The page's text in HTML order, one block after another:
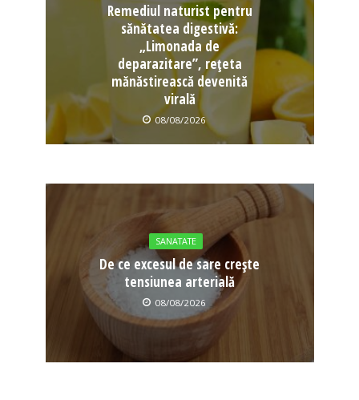
Remediul naturist pentru
sănătatea digestivă:
„Limonada de
deparazitare”, rețeta
mănăstirească devenită
virală
08/08/2026
SANATATE
De ce excesul de sare crește
tensiunea arterială
08/08/2026